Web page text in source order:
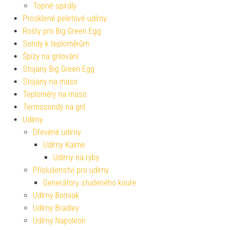
Topné spirály
Prosklené peletové udírny
Rošty pro Big Green Egg
Sondy k teploměrům
Špízy na grilování
Stojany Big Green Egg
Stojany na maso
Teploměry na maso
Termosondy na gril
Udírny
Dřevěné udírny
Udírny Kalme
Udírny na ryby
Příslušenství pro udírny
Generátory studeného kouře
Udírny Borniak
Udírny Bradley
Udírny Napoleon